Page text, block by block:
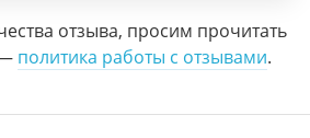
отзыва, просим прочитать
политика работы с отзывами.